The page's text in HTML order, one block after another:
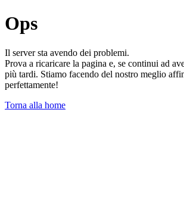
Ops
Il server sta avendo dei problemi.
Prova a ricaricare la pagina e, se continui ad
più tardi. Stiamo facendo del nostro meglio
perfettamente!
Torna alla home